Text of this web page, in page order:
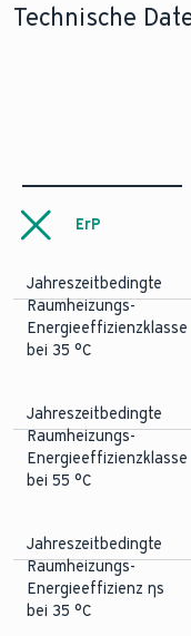
Technische
ErP
Jahreszeitbedingte
Raumheizungs-
Energieeffizienzklasse
bei 35 °C
Jahreszeitbedingte
Raumheizungs-
Energieeffizienzklasse
bei 55 °C
Jahreszeitbedingte
Raumheizungs-
Energieeffizienz ηs
bei 35 °C